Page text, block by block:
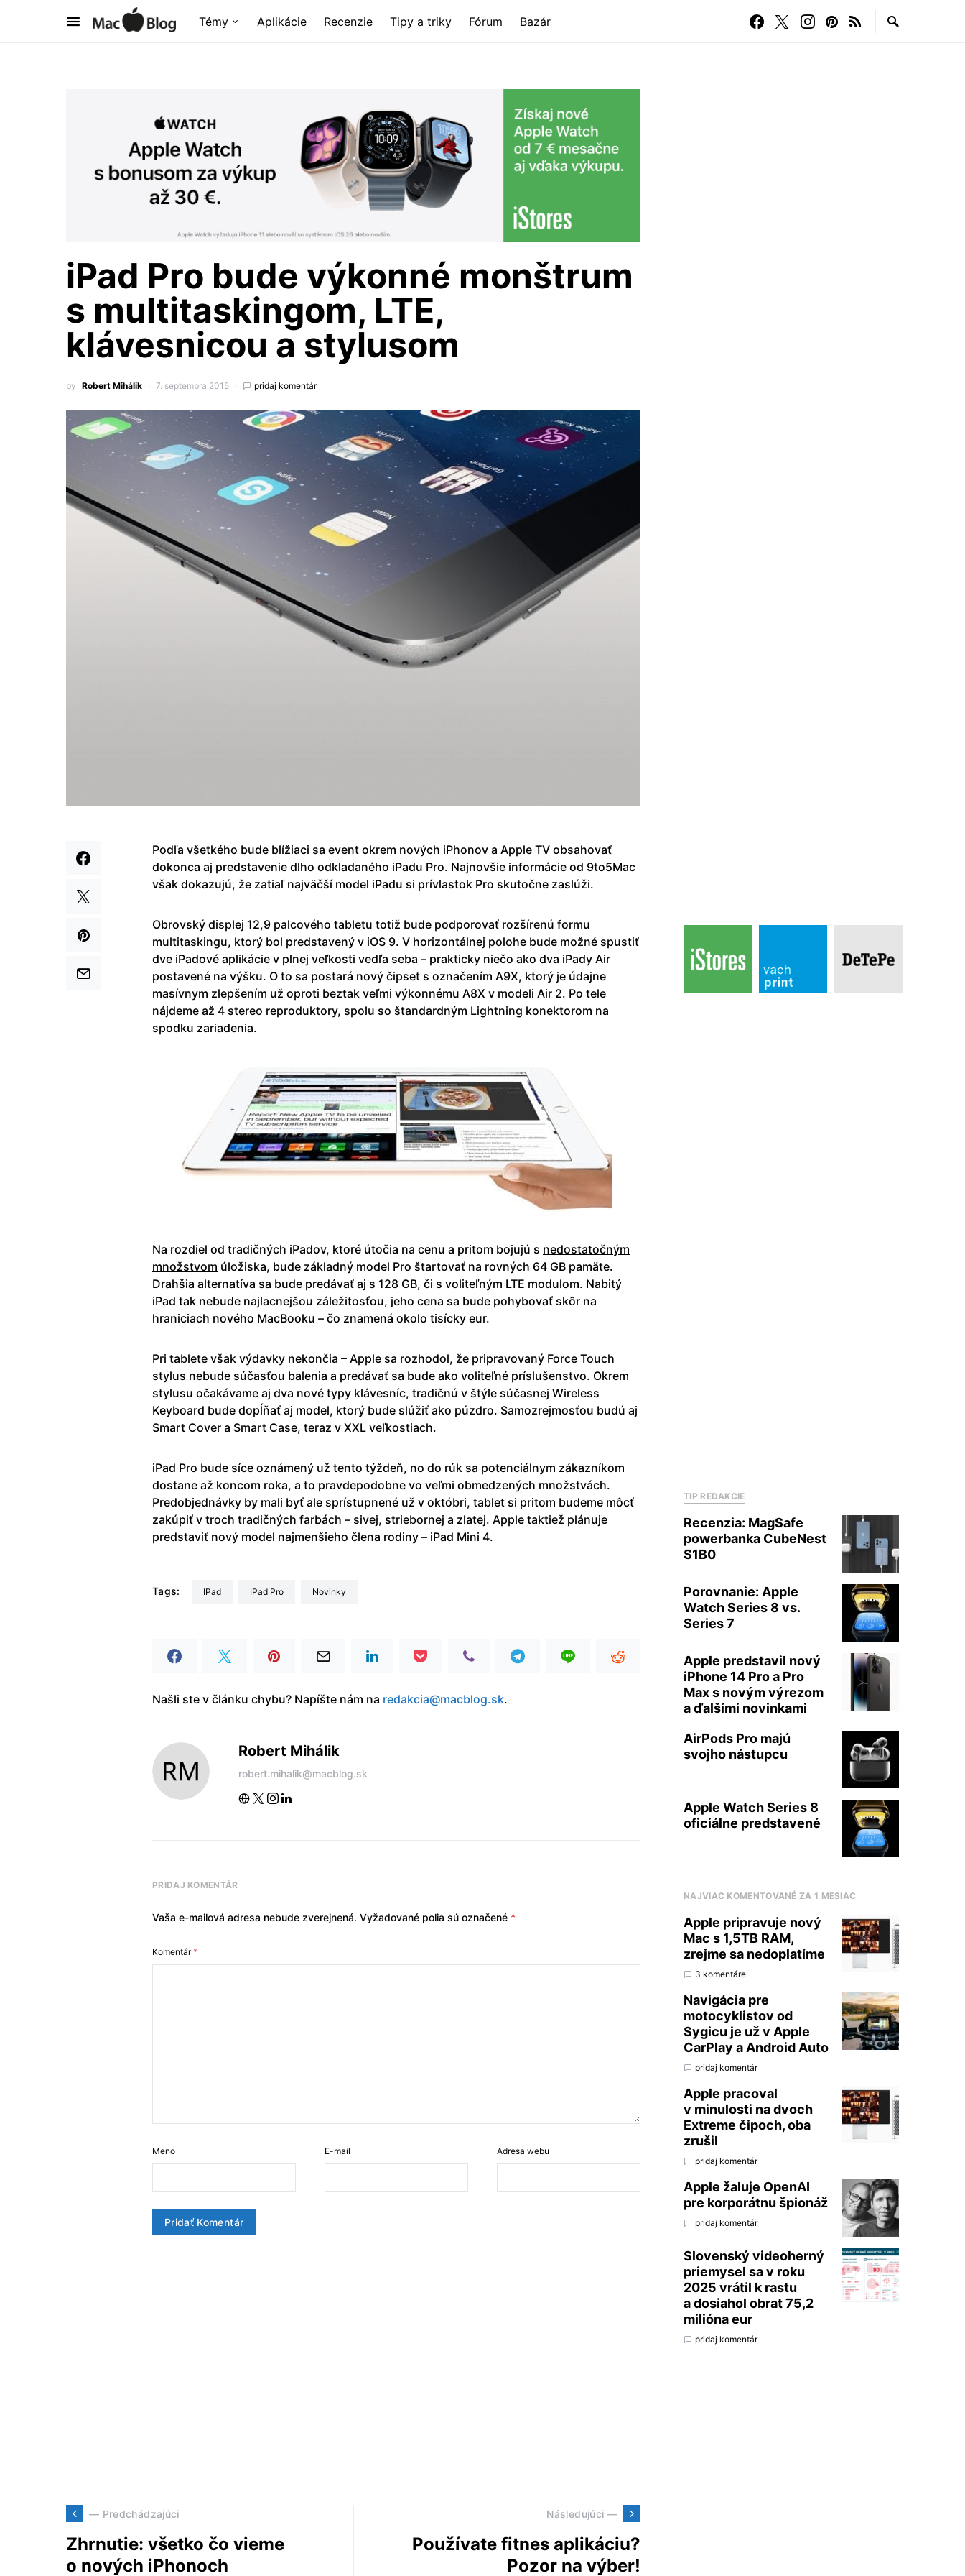
Témy Aplikácie Recenzie Tipy a triky Fórum Bazár
iPad Pro bude výkonné monštrum
s multitaskingom, LTE,
klávesnicou a stylusom
by Robert Mihálik 7. septembra 2015 pridaj komentár
Podľa všetkého bude blížiaci sa event okrem nových iPhonov a Apple TV obsahovať
dokonca aj predstavenie dlho odkladaného iPadu Pro. Najnovšie informácie od 9to5Mac
však dokazujú, že zatiaľ najväčší model iPadu si prívlastok Pro skutočne zaslúži.
Obrovský displej 12,9 palcového tabletu totiž bude podporovať rozšírenú formu
multitaskingu, ktorý bol predstavený v iOS 9. V horizontálnej polohe bude možné spustiť
dve iPadové aplikácie v plnej veľkosti vedľa seba – prakticky niečo ako dva iPady Air
postavené na výšku. O to sa postará nový čipset s označením A9X, ktorý je údajne
masívnym zlepšením už oproti beztak veľmi výkonnému A8X v modeli Air 2. Po tele
nájdeme až 4 stereo reproduktory, spolu so štandardným Lightning konektorom na
spodku zariadenia.
Na rozdiel od tradičných iPadov, ktoré útočia na cenu a pritom bojujú s nedostatočným
množstvom úložiska, bude základný model Pro štartovať na rovných 64 GB pamäte.
Drahšia alternatíva sa bude predávať aj s 128 GB, či s voliteľným LTE modulom. Nabitý
iPad tak nebude najlacnejšou záležitosťou, jeho cena sa bude pohybovať skôr na
hraniciach nového MacBooku – čo znamená okolo tisícky eur.
Pri tablete však výdavky nekončia – Apple sa rozhodol, že pripravovaný Force Touch
stylus nebude súčasťou balenia a predávať sa bude ako voliteľné príslušenstvo. Okrem
stylusu očakávame aj dva nové typy klávesníc, tradičnú v štýle súčasnej Wireless
Keyboard bude dopĺňať aj model, ktorý bude slúžiť ako púzdro. Samozrejmosťou budú aj
Smart Cover a Smart Case, teraz v XXL veľkostiach.
iPad Pro bude síce oznámený už tento týždeň, no do rúk sa potenciálnym zákazníkom
dostane až koncom roka, a to pravdepodobne vo veľmi obmedzených množstvách.
Predobjednávky by mali byť ale sprístupnené už v októbri, tablet si pritom budeme môcť
zakúpiť v troch tradičných farbách – sivej, striebornej a zlatej. Apple taktiež plánuje
predstaviť nový model najmenšieho člena rodiny – iPad Mini 4.
Tags: iPad iPad Pro Novinky
Našli ste v článku chybu? Napíšte nám na redakcia@macblog.sk.
Robert Mihálik
robert.mihalik@macblog.sk
PRIDAJ KOMENTÁR
Vaša e-mailová adresa nebude zverejnená. Vyžadované polia sú označené *
Komentár*
Meno E-mail Adresa webu
— Predchádzajúci
Zhrnutie: všetko čo vieme
o nových iPhonoch
Následujúci —
Používate fitnes aplikáciu?
Pozor na výber!
TIP REDAKCIE
Recenzia: MagSafe
powerbanka CubeNest
S1B0
Porovnanie: Apple
Watch Series 8 vs.
Series 7
Apple predstavil nový
iPhone 14 Pro a Pro
Max s novým výrezom
a ďalšími novinkami
AirPods Pro majú
svojho nástupcu
Apple Watch Series 8
oficiálne predstavené
NAJVIAC KOMENTOVANÉ ZA 1 MESIAC
Apple pripravuje nový
Mac s 1,5TB RAM,
zrejme sa nedoplatíme
3 komentáre
Navigácia pre
motocyklistov od
Sygicu je už v Apple
CarPlay a Android Auto
pridaj komentár
Apple pracoval
v minulosti na dvoch
Extreme čipoch, oba
zrušil
pridaj komentár
Apple žaluje OpenAI
pre korporátnu špionáž
pridaj komentár
Slovenský videoherný
priemysel sa v roku
2025 vrátil k rastu
a dosiahol obrat 75,2
milióna eur
pridaj komentár